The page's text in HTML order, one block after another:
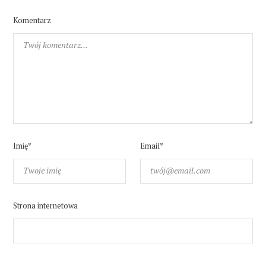
Komentarz
Imię* Email*
Strona internetowa